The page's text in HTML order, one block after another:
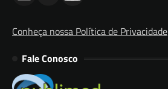
Conheça nossa Política de Privacidade
Fale Conosco